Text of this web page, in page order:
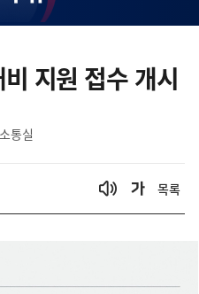
지원 접수 개시
통실
목록